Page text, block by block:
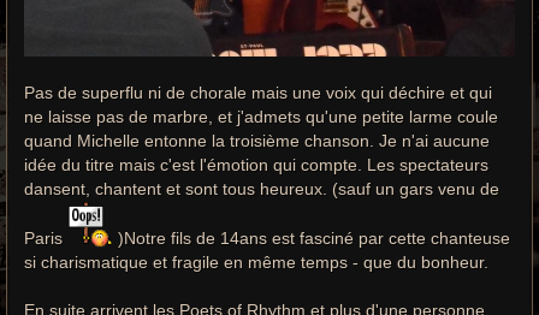
Pas de superflu ni de chorale mais une voix qui déchire et qui
ne laisse pas de marbre, et j'admets qu'une petite larme coule
quand Michelle entonne la troisième chanson. Je n'ai aucune
idée du titre mais c'est l'émotion qui compte. Les spectateurs
dansent, chantent et sont tous heureux. (sauf un gars venu de
Paris
)Notre fils de 14ans est fasciné par cette chanteuse
si charismatique et fragile en même temps - que du bonheur.
En suite arrivent les Poets of Rhythm et plus d'une personne